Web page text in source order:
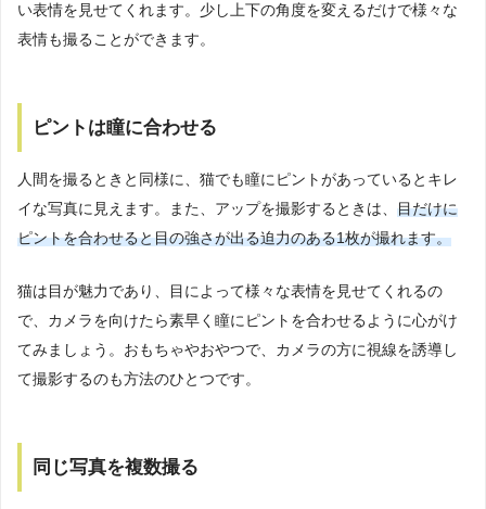
い表情を見せてくれます。少し上下の角度を変えるだけで様々な
表情も撮ることができます。
ピントは瞳に合わせる
人間を撮るときと同様に、猫でも瞳にピントがあっているとキレ
イな写真に見えます。また、アップを撮影するときは、 目だけに
ピントを合わせると目の強さが出る迫力のある1枚が撮れます。
猫は目が魅力であり、目によって様々な表情を見せてくれるの
で、カメラを向けたら素早く瞳にピントを合わせるように心がけ
てみましょう。おもちゃやおやつで、カメラの方に視線を誘導し
て撮影するのも方法のひとつです。
同じ写真を複数撮る